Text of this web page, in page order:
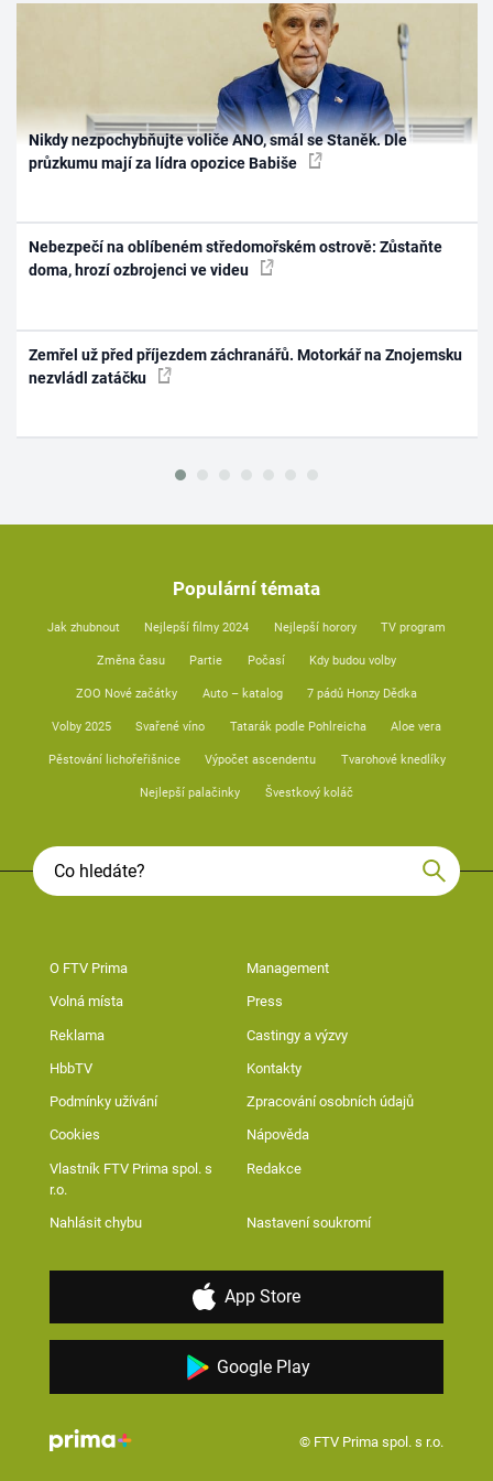
Nikdy nezpochybňujte voliče ANO, smál se Staněk. Dle
průzkumu mají za lídra opozice Babiše
Nebezpečí na oblíbeném středomořském ostrově: Zůstaňte
doma, hrozí ozbrojenci ve videu
Zemřel už před příjezdem záchranářů. Motorkář na Znojemsku
nezvládl zatáčku
Populární témata
Jak zhubnout Nejlepší filmy 2024 Nejlepší horory TV program
Změna času Partie Počasí Kdy budou volby
ZOO Nové začátky Auto – katalog 7 pádů Honzy Dědka
Volby 2025 Svařené víno Tatarák podle Pohlreicha Aloe vera
Pěstování lichořeřišnice Výpočet ascendentu Tvarohové knedlíky
Nejlepší palačinky Švestkový koláč
O FTV Prima Management
Volná místa Press
Reklama Castingy a výzvy
HbbTV Kontakty
Podmínky užívání Zpracování osobních údajů
Cookies Nápověda
Vlastník FTV Prima spol. s
r.o.
Redakce
Nahlásit chybu Nastavení soukromí
App Store
Google Play
© FTV Prima spol. s r.o.